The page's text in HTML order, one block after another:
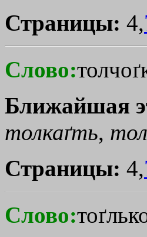
Страницы: 4,
Слово:
Ближайшая
толкаґть,
Страницы: 4,
Слово: